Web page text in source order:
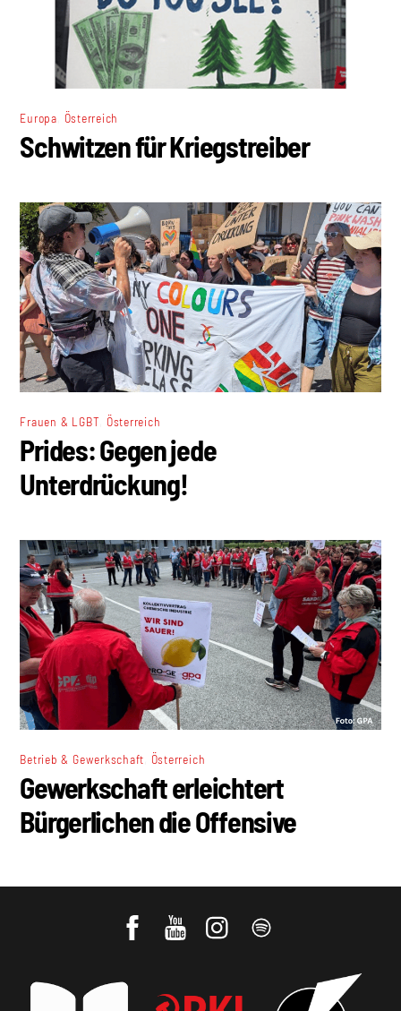
Europa Österreich
Schwitzen für Kriegstreiber
Frauen & LGBT Österreich
Prides: Gegen jede
Unterdrückung!
Betrieb & Gewerkschaft Österreich
Gewerkschaft erleichtert
Bürgerlichen die Offensive